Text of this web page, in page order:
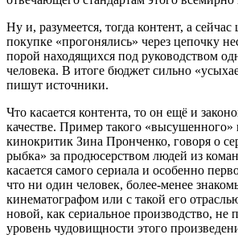
Ну и, разумеется, тогда контент, а
покупке «прогонялись» через цепочку
порой находящихся под руководством
человека. В итоге бюджет сильно
пишут источники.
Что касается контента, то он ещё и
качестве. Пример такого «высушенного»
кинокритик Зина Пронченко, говоря о
рыбка» за продюсерством людей из
касается самого сериала и особенно
что ни один человек, более-менее
кинематографом или с такой его
новой, как сериальное производство, не
уровень чудовищности этого